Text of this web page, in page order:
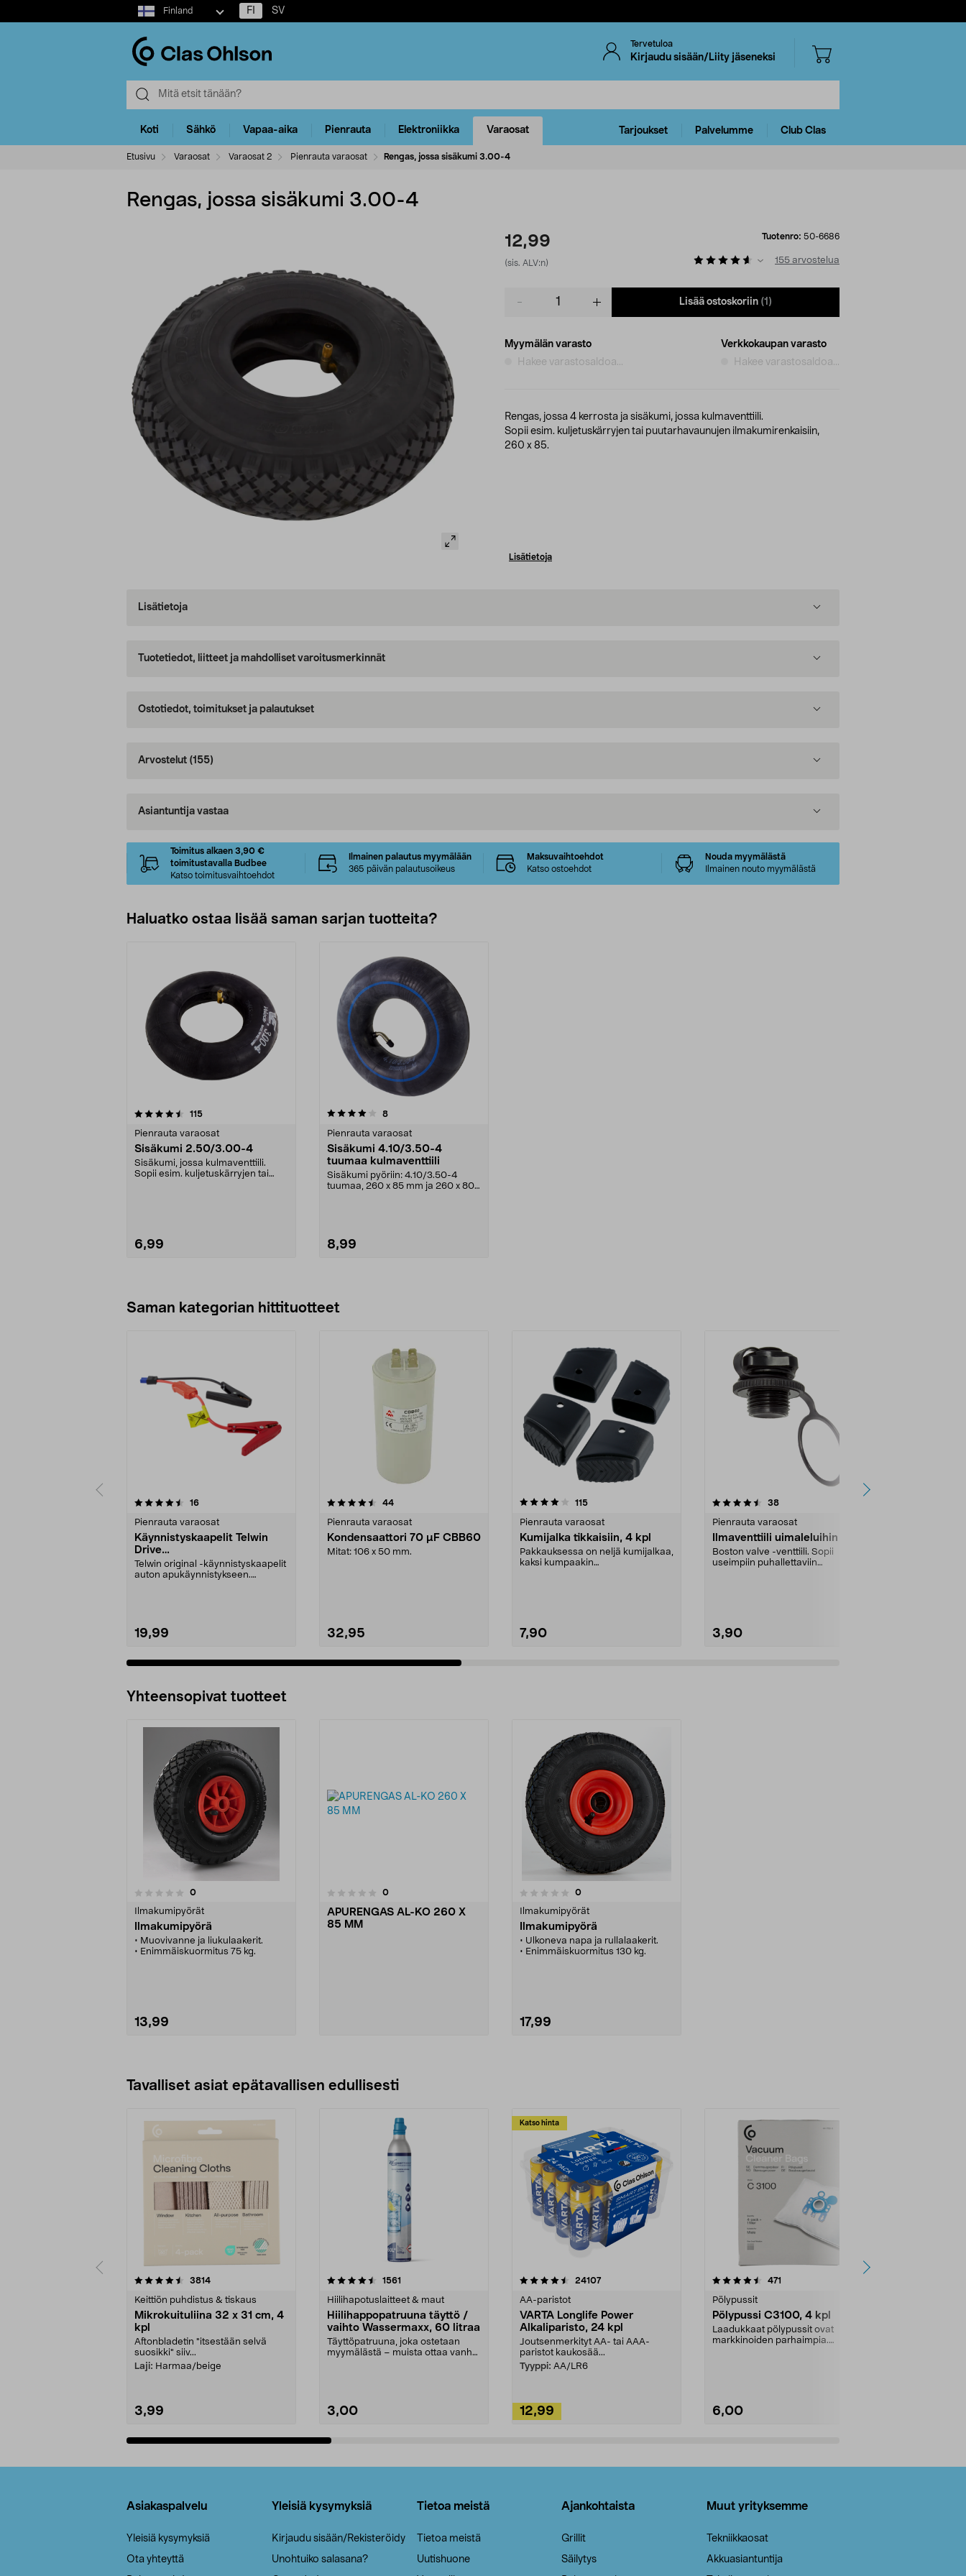
Select
market
Finland FI SV
Tervetuloa
Kirjaudu sisään/Liity jäseneksi
Koti Sähkö Vapaa-aika Pienrauta Elektroniikka Varaosat Tarjoukset Palvelumme Club Clas
Etusivu Varaosat Varaosat 2 Pienrauta varaosat Rengas, jossa sisäkumi 3.00-4
Rengas, jossa sisäkumi 3.00-4
12,99
(sis. ALV:n)
Tuotenro: 50-6686
155 arvostelua
Lisää ostoskoriin (1)
Myymälän varasto
Hakee varastosaldoa...
Verkkokaupan varasto
Hakee varastosaldoa...
Rengas, jossa 4 kerrosta ja sisäkumi, jossa kulmaventtiili.
Sopii esim. kuljetuskärryjen tai puutarhavaunujen ilmakumirenkaisiin,
260 x 85.
Lisätietoja
Lisätietoja
Tuotetiedot, liitteet ja mahdolliset varoitusmerkinnät
Ostotiedot, toimitukset ja palautukset
Arvostelut (155)
Asiantuntija vastaa
Toimitus alkaen 3,90 €
toimitustavalla Budbee
Katso toimitusvaihtoehdot
Ilmainen palautus myymälään
365 päivän palautusoikeus
Maksuvaihtoehdot
Katso ostoehdot
Nouda myymälästä
Ilmainen nouto myymälästä
Haluatko ostaa lisää saman sarjan tuotteita?
115arvostelut
Pienrauta varaosat
Sisäkumi 2.50/3.00-4
Sisäkumi, jossa kulmaventtiili.
Sopii esim. kuljetuskärryjen tai
6,99
4.0viidestä
8arvostelut
Pienrauta varaosat
Sisäkumi 4.10/3.50-4
tuumaa kulmaventtiili
Sisäkumi pyöriin: 4.10/3.50-4
tuumaa, 260 x 85 mm ja 260 x 80
8,99
Saman kategorian hittituotteet
16arvostelut
Pienrauta varaosat
Käynnistyskaapelit Telwin
Drive
Mini/9000/13000/1250/150
0/1750, EC5
Telwin original -käynnistyskaapelit
auton apukäynnistykseen.
19,99
4.5 viidestä
44arvostelut
Pienrauta varaosat
Kondensaattori 70 µF CBB60
Mitat: 106 x 50 mm.
32,95
4.0 viidestä
115arvostelut
Pienrauta varaosat
Kumijalka tikkaisiin, 4 kpl
Pakkauksessa on neljä kumijalkaa,
kaksi kumpaakin
7,90
4.5 viidestä
38arvostelut
Pienrauta varaosat
Ilmaventtiili uimaleluihin
Boston valve -venttiili. Sopii
useimpiin puhallettaviin
3,90
4.5 viidestä
Yhteensopivat tuotteet
0arvostelut
Ilmakumipyörät
Ilmakumipyörä
• Muovivanne ja liukulaakerit.
• Enimmäiskuormitus 75 kg.
13,99
0.0 viidestä
0arvostelut
APURENGAS AL-KO 260 X
85 MM
0.0 viidestä
0arvostelut
Ilmakumipyörät
Ilmakumipyörä
• Ulkoneva napa ja rullalaakerit.
• Enimmäiskuormitus 130 kg.
17,99
Tavalliset asiat epätavallisen edullisesti
3814arvostelut
Keittiön puhdistus & tiskaus
Mikrokuituliina 32 x 31 cm, 4
kpl
Aftonbladetin "itsestään selvä
suosikki" siiv...
Laji: Harmaa/beige
3,99
4.5viidestä
1561
Hiilihapotuslaitteet & maut
Hiilihappopatruuna täyttö /
vaihto Wassermaxx, 60 litraa
Täyttöpatruuna, joka ostetaan
myymälästä – muista ottaa vanha
3,00
Katso hinta
4.5viidestä
24107arvostelut
AA-paristot
VARTA Longlife Power
Alkaliparisto, 24 kpl
Joutsenmerkityt AA- tai AAA-
paristot kaukosää...
Tyyppi: AA/LR6
12,99
4.5viidestä
471
Pölypussit
Pölypussi C3100, 4 kpl
Laadukkaat pölypussit ovat
markkinoiden parhaimpia.
6,00
4.5viidestä
Asiakaspalvelu
Yleisiä kysymyksiä
Ota yhteyttä
Yleisiä kysymyksiä
Kirjaudu sisään/Rekisteröidy
Unohtuiko salasana?
Tietoa meistä
Tietoa meistä
Uutishuone
Ajankohtaista
Grillit
Säilytys
Muut yrityksemme
Tekniikkaosat
Akkuasiantuntija